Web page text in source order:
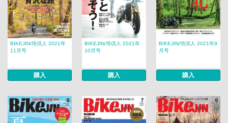
BIKEJIN/培倶人 2021年
11月号
購入
BIKEJIN/培倶人 2021年
10月号
購入
BIKEJIN/培倶人 2021年9
月号
購入